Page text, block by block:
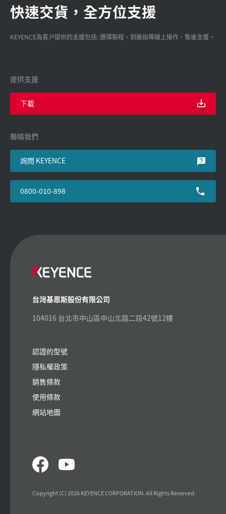
快速交貨，全方位支援
KEYENCE為客戸提供的支援包括: 選擇製程、到廠指導線上操作、售後支援。
提供支援
下載
聯絡我們
詢問 KEYENCE
0800-010-898
台灣基恩斯股份有限公司
104016 台北市中山區中山北路二段42號12樓
認證的型號
隱私權政策
銷售條款
使用條款
網站地圖
Copyright (C) 2026 KEYENCE CORPORATION. All Rights Reserved.